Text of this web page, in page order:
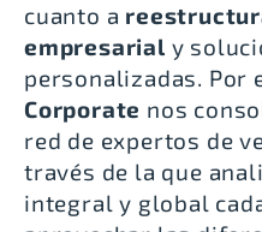
cuanto a
empresarial y
personalizadas. Por
Corporate nos
red de expertos de
través de la que
integral y global